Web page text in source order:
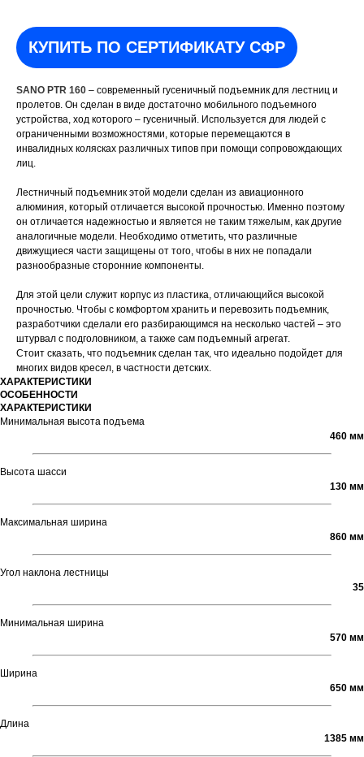
КУПИТЬ ПО СЕРТИФИКАТУ СФР
SANO PTR 160 – современный гусеничный подъемник для лестниц и
пролетов. Он сделан в виде достаточно мобильного подъемного
устройства, ход которого – гусеничный. Используется для людей с
ограниченными возможностями, которые перемещаются в
инвалидных колясках различных типов при помощи сопровождающих
лиц.
Лестничный подъемник этой модели сделан из авиационного
алюминия, который отличается высокой прочностью. Именно поэтому
он отличается надежностью и является не таким тяжелым, как другие
аналогичные модели. Необходимо отметить, что различные
движущиеся части защищены от того, чтобы в них не попадали
разнообразные сторонние компоненты.
Для этой цели служит корпус из пластика, отличающийся высокой
прочностью. Чтобы с комфортом хранить и перевозить подъемник,
разработчики сделали его разбирающимся на несколько частей – это
штурвал с подголовником, а также сам подъемный агрегат.
Стоит сказать, что подъемник сделан так, что идеально подойдет для
многих видов кресел, в частности детских.
ХАРАКТЕРИСТИКИ
ОСОБЕННОСТИ
ХАРАКТЕРИСТИКИ
Минимальная высота подъема
460 мм
Высота шасси
130 мм
Максимальная ширина
860 мм
Угол наклона лестницы
35
Минимальная ширина
570 мм
Ширина
650 мм
Длина
1385 мм